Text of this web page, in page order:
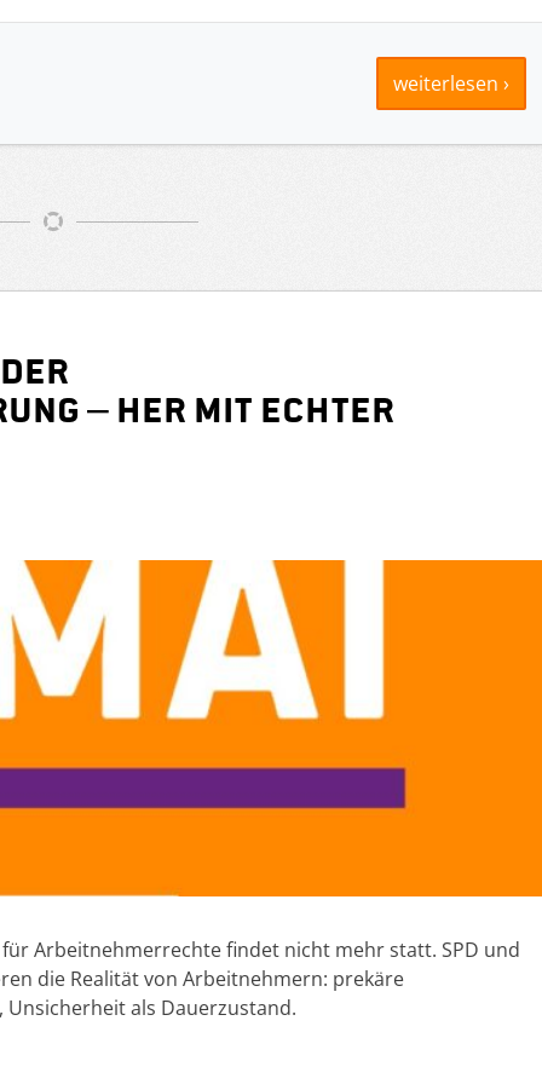
weiterlesen ›
der
– her mit echter
Arbeitnehmerrechte findet nicht mehr statt. SPD und
die Realität von Arbeitnehmern: prekäre
als Dauerzustand.